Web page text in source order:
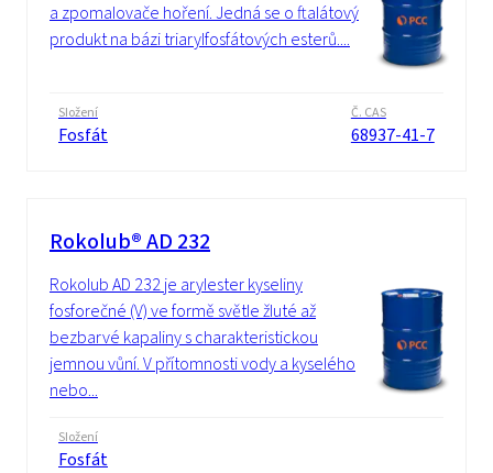
a zpomalovače hoření. Jedná se o ftalátový
produkt na bázi triarylfosfátových esterů....
Složení
Fosfát
Č. CAS
68937-41-7
Rokolub® AD 232
Rokolub AD 232 je arylester kyseliny
fosforečné (V) ve formě světle žluté až
bezbarvé kapaliny s charakteristickou
jemnou vůní. V přítomnosti vody a kyselého
nebo...
Složení
Fosfát